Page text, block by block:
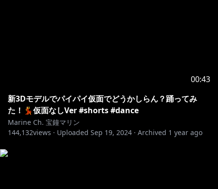
00:43
新3Dモデルでパイパイ仮面でどうかしらん？踊ってみ
た！💃仮面なしVer #shorts #dance
Marine Ch. 宝鐘マリン
144,132views · Uploaded Sep 19, 2024 · Archived 1 year ago